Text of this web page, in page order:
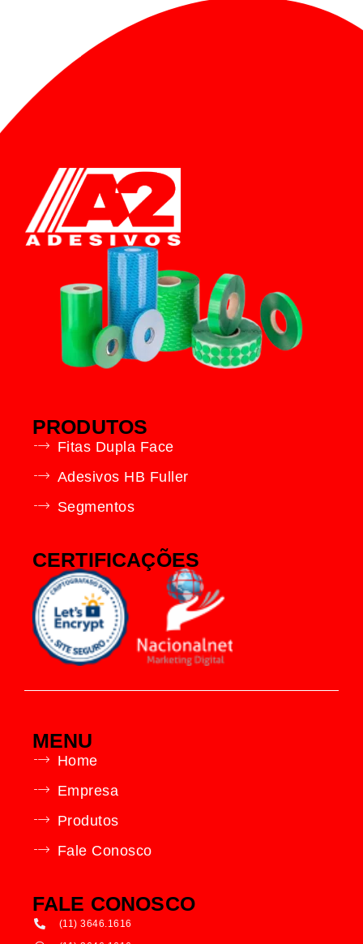
PRODUTOS
Fitas Dupla Face
Adesivos HB Fuller
Segmentos
CERTIFICAÇÕES
MENU
Home
Empresa
Produtos
Fale Conosco
FALE CONOSCO
(11) 3646.1616